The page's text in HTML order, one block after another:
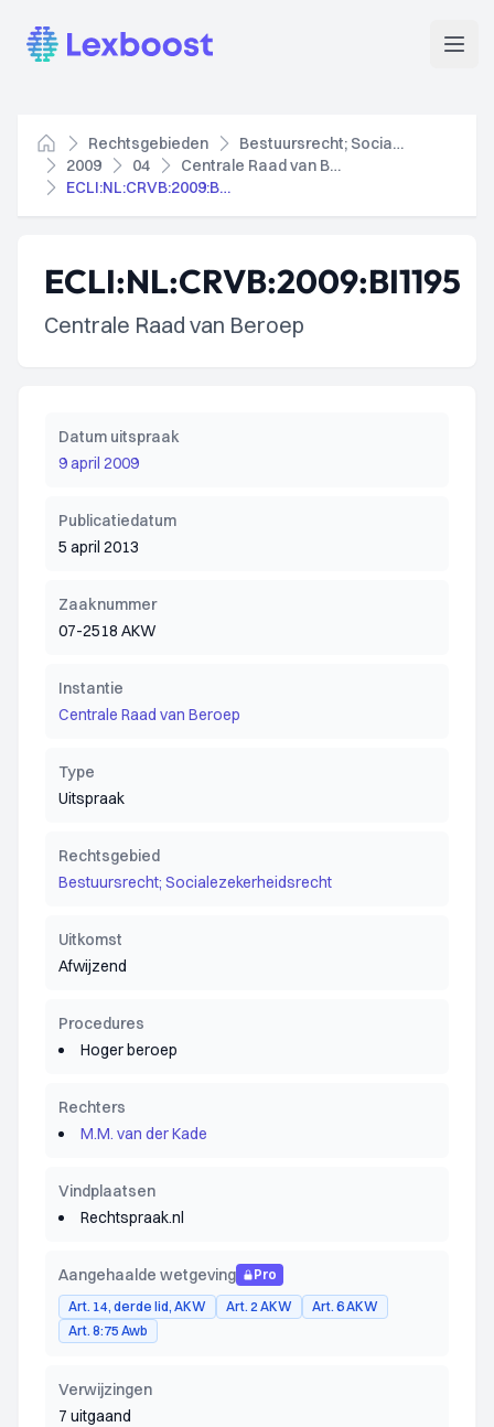
Lexboost
Home
Rechtsgebieden
Bestuursrecht; Socialezekerheidsrecht
2009
04
Centrale Raad van Beroep
ECLI:NL:CRVB:2009:BI1195
ECLI:NL:CRVB:2009:BI1195
Centrale Raad van Beroep
Datum uitspraak
9 april 2009
Publicatiedatum
5 april 2013
Zaaknummer
07-2518 AKW
Instantie
Centrale Raad van Beroep
Type
Uitspraak
Rechtsgebied
Bestuursrecht; Socialezekerheidsrecht
Uitkomst
Afwijzend
Procedures
Hoger beroep
Rechters
M.M. van der Kade
Vindplaatsen
Rechtspraak.nl
Aangehaalde wetgeving
Pro
Art. 14, derde lid, AKW
Art. 2 AKW
Art. 6 AKW
Art. 8:75 Awb
Verwijzingen
7 uitgaand